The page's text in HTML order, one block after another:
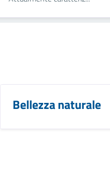
Bellezza naturale